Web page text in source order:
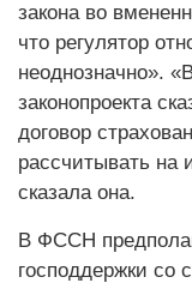
закона во
что регулятор
неоднозначно».
законопроекта
договор
рассчитывать на
сказала она.
В ФССН
господдержки со